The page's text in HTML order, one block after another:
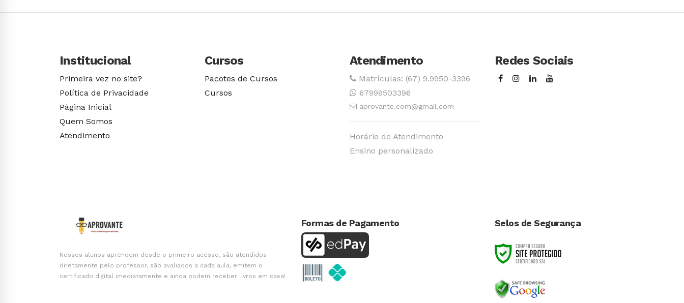
Institucional
Primeira vez no site?
Política de Privacidade
Página Inicial
Quem Somos
Atendimento
Cursos
Pacotes de Cursos
Cursos
Atendimento
Matrículas: (67) 9.9950-3396
67999503396
aprovante.com@gmail.com
Horário de Atendimento
Ensino personalizado
Redes Sociais
Nossos alunos aprendem desde o primeiro acesso, são atendidos
diretamente pelo professor, são avaliados a cada aula, emitem o
certificado digital imediatamente e ainda podem receber livros em casa!
Formas de Pagamento Selos de Segurança